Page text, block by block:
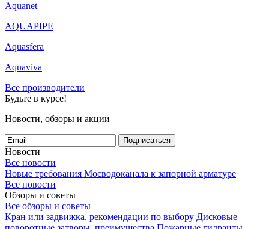
Aquanet
AQUAPIPE
Aquasfera
Aquaviva
Все производители
Будьте в курсе!
Новости, обзоры и акции
Подписаться
Новости
Все новости
Новые требования Мосводоканала к запорной арматуре
Все новости
Обзоры и советы
Все обзоры и советы
Кран или задвижка, рекомендации по выбору Дисковые